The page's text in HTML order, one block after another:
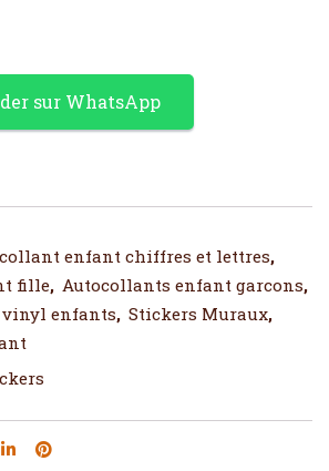
sur WhatsApp
enfant chiffres et lettres,
fille, Autocollants enfant garcons,
enfants, Stickers Muraux,